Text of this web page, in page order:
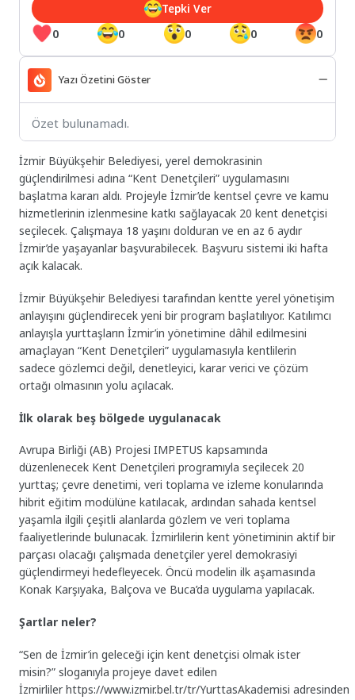
0 0 0 0 0
Tepki Ver
Yazı Özetini Göster
Özet bulunamadı.
İzmir Büyükşehir Belediyesi, yerel demokrasinin
güçlendirilmesi adına “Kent Denetçileri” uygulamasını
başlatma kararı aldı. Projeyle İzmir’de kentsel çevre ve kamu
hizmetlerinin izlenmesine katkı sağlayacak 20 kent denetçisi
seçilecek. Çalışmaya 18 yaşını dolduran ve en az 6 aydır
İzmir’de yaşayanlar başvurabilecek. Başvuru sistemi iki hafta
açık kalacak.
İzmir Büyükşehir Belediyesi tarafından kentte yerel yönetişim
anlayışını güçlendirecek yeni bir program başlatılıyor. Katılımcı
anlayışla yurttaşların İzmir’in yönetimine dâhil edilmesini
amaçlayan “Kent Denetçileri” uygulamasıyla kentlilerin
sadece gözlemci değil, denetleyici, karar verici ve çözüm
ortağı olmasının yolu açılacak.
İlk olarak beş bölgede uygulanacak
Avrupa Birliği (AB) Projesi IMPETUS kapsamında
düzenlenecek Kent Denetçileri programıyla seçilecek 20
yurttaş; çevre denetimi, veri toplama ve izleme konularında
hibrit eğitim modülüne katılacak, ardından sahada kentsel
yaşamla ilgili çeşitli alanlarda gözlem ve veri toplama
faaliyetlerinde bulunacak. İzmirlilerin kent yönetiminin aktif bir
parçası olacağı çalışmada denetçiler yerel demokrasiyi
güçlendirmeyi hedefleyecek. Öncü modelin ilk aşamasında
Konak Karşıyaka, Balçova ve Buca’da uygulama yapılacak.
Şartlar neler?
“Sen de İzmir’in geleceği için kent denetçisi olmak ister
misin?” sloganıyla projeye davet edilen
İzmirliler https://www.izmir.bel.tr/tr/YurttasAkademisi adresinden